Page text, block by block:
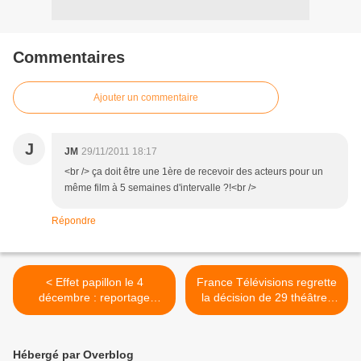
Commentaires
Ajouter un commentaire
J JM 29/11/2011 18:17
<br /> ça doit être une 1ère de recevoir des acteurs pour un
même film à 5 semaines d'intervalle ?!<br />
Répondre
< Effet papillon le 4
décembre : reportage
exceptionnel en Birmanie.
France Télévisions regrette
la décision de 29 théâtres
privés de ne pas participer
Hébergé par Overblog